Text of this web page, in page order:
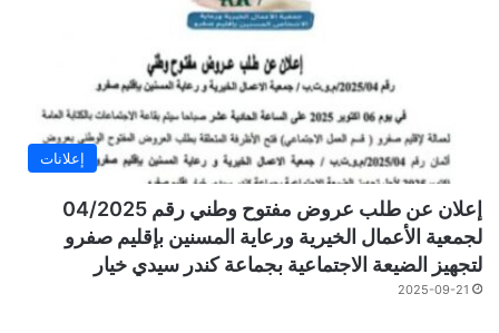
إعلانات
إعلان عن طلب عروض مفتوح وطني رقم 04/2025
لجمعية الأعمال الخيرية ورعاية المسنين بإقليم صفرو
لتجهيز الضيعة الاجتماعية بجماعة كندر سيدي خيار
2025-09-21